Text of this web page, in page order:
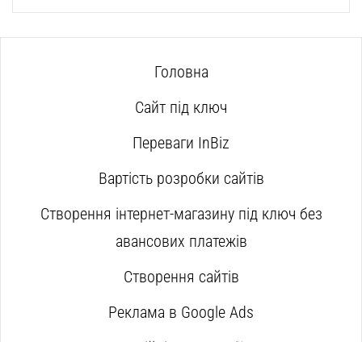
Головна
Сайт під ключ
Переваги InBiz
Вартість розробки сайтів
Створення інтернет-магазину під ключ без
авансових платежів
Створення сайтів
Реклама в Google Ads